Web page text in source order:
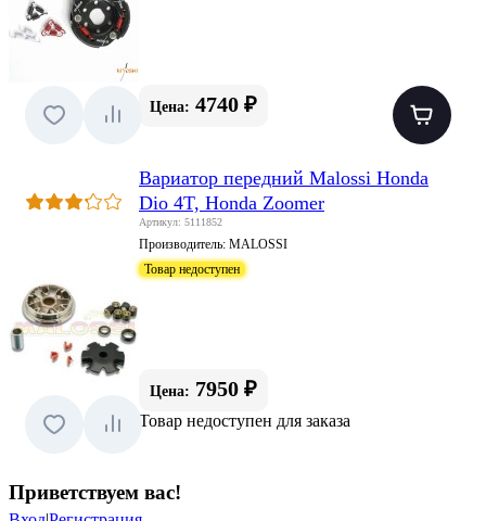
Цена: 4740 ₽
Вариатор передний Malossi Honda
Dio 4T, Honda Zoomer
Артикул: 5111852
Производитель: MALOSSI
Товар недоступен
Цена: 7950 ₽
Товар недоступен для заказа
Приветствуем вас!